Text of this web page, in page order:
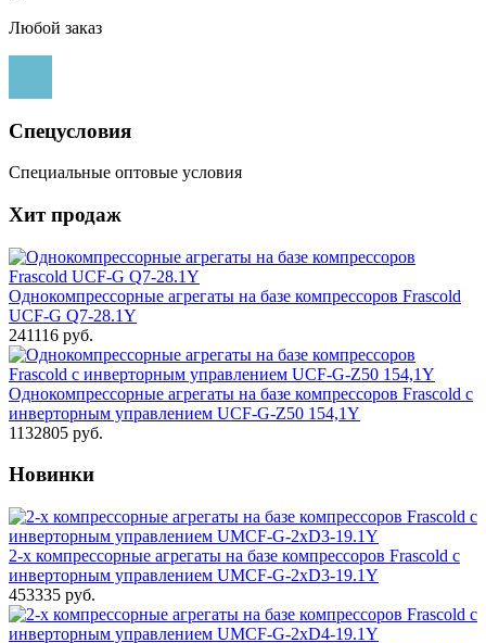
Любой заказ
Спецусловия
Специальные оптовые условия
Хит продаж
Однокомпрессорные агрегаты на базе компрессоров Frascold
UCF-G Q7-28.1Y
241116 руб.
Однокомпрессорные агрегаты на базе компрессоров Frascold с
инверторным управлением UCF-G-Z50 154,1Y
1132805 руб.
Новинки
2-х компрессорные агрегаты на базе компрессоров Frascold с
инверторным управлением UMCF-G-2xD3-19.1Y
453335 руб.